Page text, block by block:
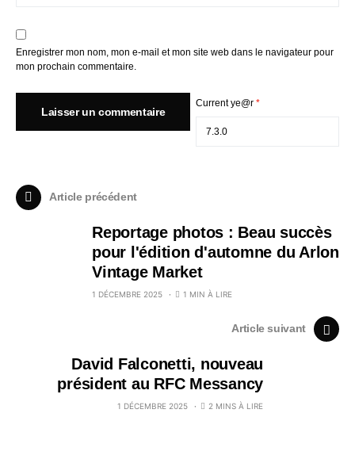
Enregistrer mon nom, mon e-mail et mon site web dans le navigateur pour
mon prochain commentaire.
Current ye@r *
Article précédent
Reportage photos : Beau succès
pour l'édition d'automne du Arlon
Vintage Market
1 DÉCEMBRE 2025 1 MIN À LIRE
Article suivant
David Falconetti, nouveau
président au RFC Messancy
1 DÉCEMBRE 2025 2 MINS À LIRE